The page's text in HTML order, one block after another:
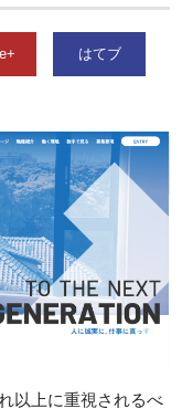
はてブ
以上に重視されるべ